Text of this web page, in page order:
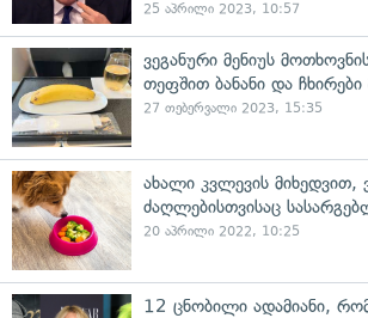
25 აპრილი 2023, 10:57
ვეგანური მენიუს
თეფშით ბანანი და ჩხირები
27 თებერვალი 2023, 15:35
ახალი კვლევის მიხედვით,
ძაღლებისთვისაც
20 აპრილი 2022, 10:25
12 ცნობილი ადამიანი,